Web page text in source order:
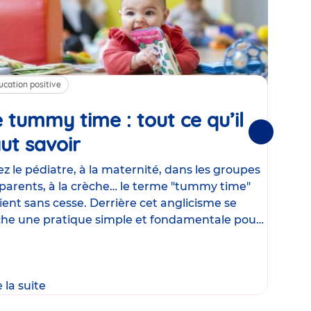
positive
tummy time : tout ce qu’il
savoirArticle
le pédiatre, à la maternité, dans les groupes
à la crèche… le terme "tummy time"
sans cesse. Derrière cet anglicisme se
une pratique simple et fondamentale pour
la suite
Suivantes